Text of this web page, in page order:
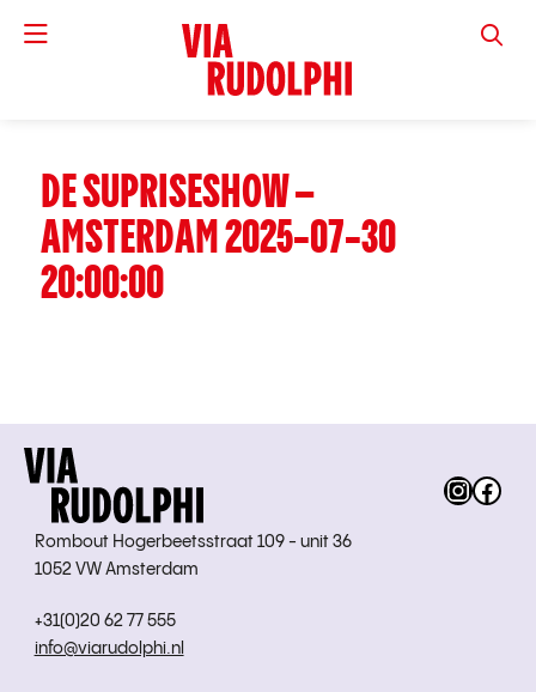
VIA
DE SUPRISESHOW –
AMSTERDAM 2025-07-30
20:00:00
Rombout Hogerbeetsstraat 109 - unit 36
1052 VW Amsterdam
+31(0)20 62 77 555
info@viarudolphi.nl